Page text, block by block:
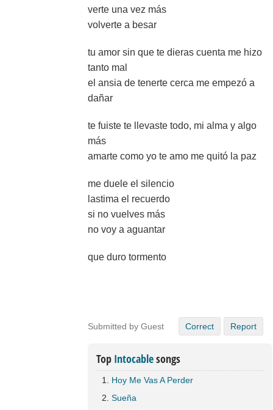
verte una vez más
volverte a besar
tu amor sin que te dieras cuenta me hizo
tanto mal
el ansia de tenerte cerca me empezó a
dañar
te fuiste te llevaste todo, mi alma y algo
más
amarte como yo te amo me quitó la paz
me duele el silencio
lastima el recuerdo
si no vuelves más
no voy a aguantar
que duro tormento
Submitted by Guest Correct Report
Top Intocablesongs
Hoy Me Vas A Perder
Sueña